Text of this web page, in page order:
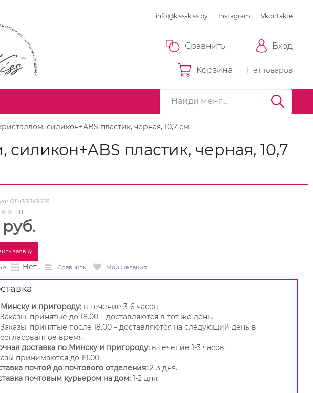
info@kiss-kiss.by Instagram Vkontakte
Сравнить Вход
Корзина Нет товаров
силикон+ABS пластик, черная, 10,7 см.
пластик, черная, 10,7
0T-00010669
0
заявку
Нет Сравнить Мои желания
и пригороду: в течение 3-6 часов.
Заказы, принятые до 18.00 – доставляются в тот же день.
Заказы, принятые после 18.00 – доставляются на следующий день в
согласованное время.
доставка по Минску и пригороду: в течение 1-3 часов.
принимаются до 19.00.
почтой до почтового отделения: 2-3 дня.
почтовым курьером на дом: 1-2 дня.